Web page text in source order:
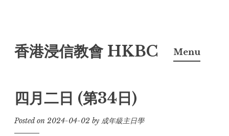
to
香港浸信教會 HKBC Menu
四月二日 (第34日)
Posted on 2024-04-02 by 成年級主日學